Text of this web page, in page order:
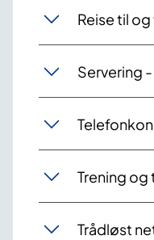
Reise til og
Servering
Trening
Trådløst